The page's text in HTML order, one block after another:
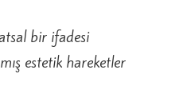
bir ifadesi
estetik hareketler